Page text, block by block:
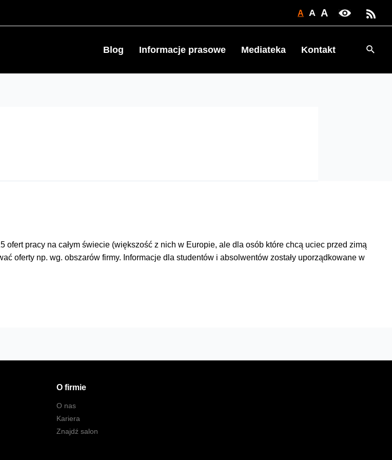
A A A
Blog Informacje prasowe Mediateka Kontakt
pracy na całym świecie (większość z nich w Europie, ale dla osób które chcą uciec przed zimą
oferty np. wg. obszarów firmy. Informacje dla studentów i absolwentów zostały uporządkowane w
O firmie
O nas
Kariera
Znajdź salon